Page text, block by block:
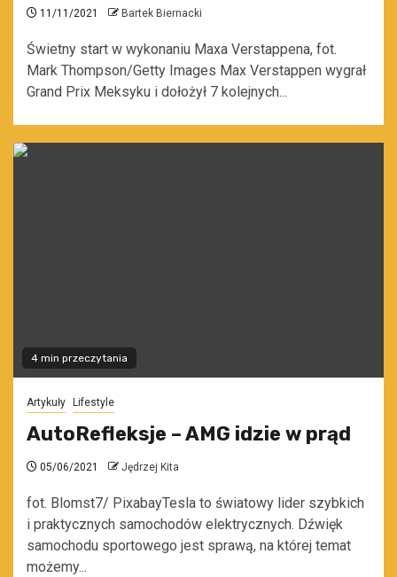
11/11/2021 Bartek Biernacki
Świetny start w wykonaniu Maxa Verstappena, fot.
Mark Thompson/Getty Images Max Verstappen wygrał
Grand Prix Meksyku i dołożył 7 kolejnych...
4 min przeczytania
Artykuły Lifestyle
AutoRefleksje – AMG idzie w prąd
05/06/2021 Jędrzej Kita
fot. Blomst7/ PixabayTesla to światowy lider szybkich
i praktycznych samochodów elektrycznych. Dźwięk
samochodu sportowego jest sprawą, na której temat
możemy...